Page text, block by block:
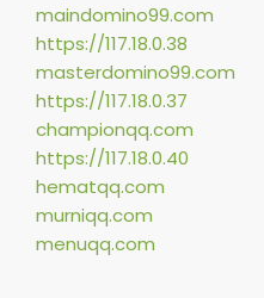
maindomino99.com
https://117.18.0.38
masterdomino99.com
https://117.18.0.37
championqq.com
https://117.18.0.40
hematqq.com
murniqq.com
menuqq.com